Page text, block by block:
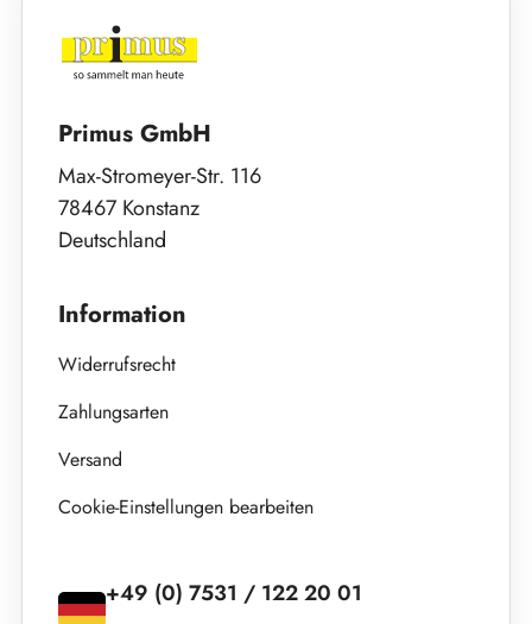
Primus GmbH
Max-Stromeyer-Str. 116
78467 Konstanz
Deutschland
Information
Widerrufsrecht
Zahlungsarten
Versand
Cookie-Einstellungen bearbeiten
+49 (0) 7531 / 122 20 01